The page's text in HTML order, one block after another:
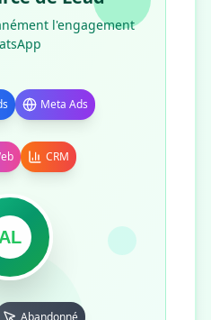
l'engagement
Meta Ads
CRM
AL
Abandonné